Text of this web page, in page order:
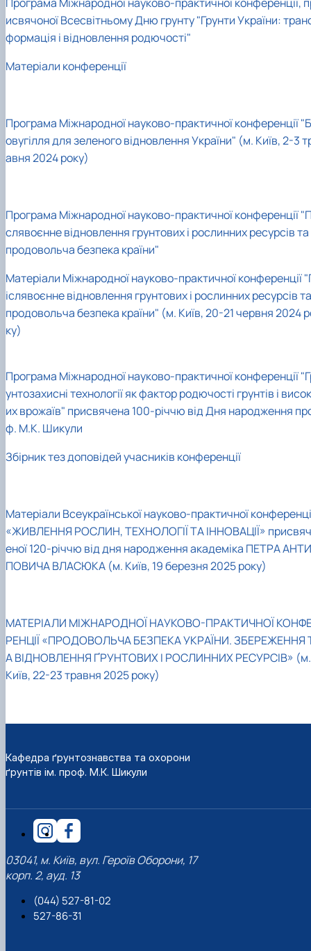
Програма Міжнародної науково-практичної конференції,
исвячоної Всесвітньому Дню грунту "Грунти України:
формація і відновлення родючості"
Матеріали конференції
Програма Міжнародної науково-практичної конференції
овугілля для зеленого відновлення України" (м. Київ, 2-3
авня 2024 року)
Програма Міжнародної науково-практичної конференції
слявоєнне відновлення грунтових і рослинних ресурсів та
продовольча безпека країни"
Матеріали Міжнародної науково-практичної конференції
іслявоєнне відновлення грунтових і рослинних ресурсів та
продовольча безпека країни" (м. Київ, 20-21 червня 2024
ку)
Програма Міжнародної науково-практичної конференції
унтозахисні технології як фактор родючості грунтів і висок
их врожаїв" присвячена 100-річчю від Дня народження
ф. М.К. Шикули
Збірник тез доповідей учасників конференції
Матеріали Всеукраїнської науково-практичної
«ЖИВЛЕННЯ РОСЛИН, ТЕХНОЛОГІЇ ТА ІННОВАЦІЇ» присвяч
еної 120-річчю від дня народження академіка ПЕТРА АНТИ
ПОВИЧА ВЛАСЮКА (м. Київ, 19 березня 2025 року)
МАТЕРІАЛИ МІЖНАРОДНОЇ НАУКОВО-ПРАКТИЧНОЇ
РЕНЦІЇ «ПРОДОВОЛЬЧА БЕЗПЕКА УКРАЇНИ. ЗБЕРЕЖЕННЯ
А ВІДНОВЛЕННЯ ҐРУНТОВИХ І РОСЛИННИХ РЕСУРСІВ» (м.
Київ, 22-23 травня 2025 року)
Кафедра ґрунтознавства та охорони
ґрунтів ім. проф. М.К. Шикули
03041, м. Київ, вул. Героїв Оборони, 17
корп. 2, ауд. 13
(044) 527-81-02
527-86-31